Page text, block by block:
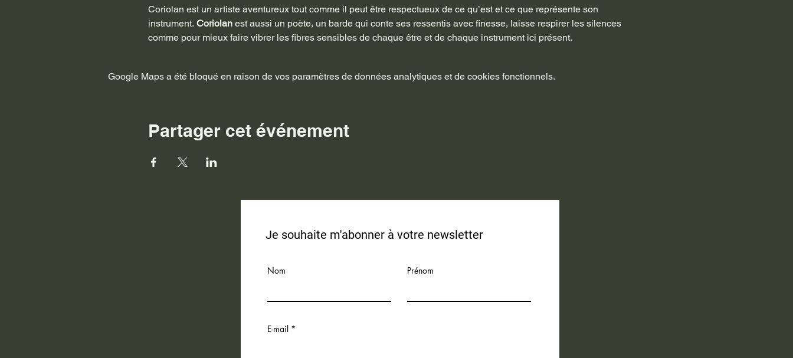
Coriolan est un artiste aventureux tout comme il peut être respectueux de ce qu’est et ce que représente son
instrument. Coriolan est aussi un poète, un barde qui conte ses ressentis avec finesse, laisse respirer les silences
comme pour mieux faire vibrer les fibres sensibles de chaque être et de chaque instrument ici présent.
Google Maps a été bloqué en raison de vos paramètres de données analytiques et de cookies fonctionnels.
Partager cet événement
Je souhaite m'abonner à votre newsletter
Nom Prénom
E-mail